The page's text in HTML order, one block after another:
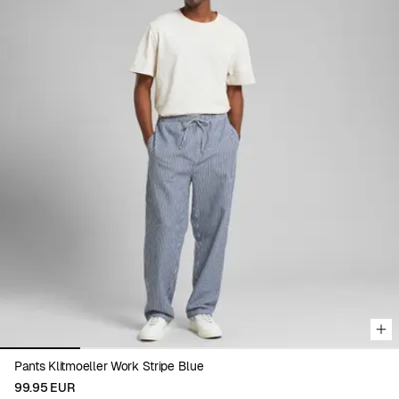
Pants Klitmoeller Work Stripe Blue
99.95 EUR